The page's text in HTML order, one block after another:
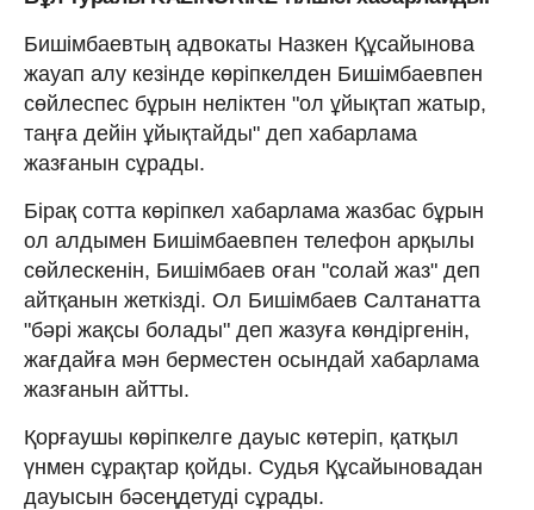
Бишімбаевтың адвокаты Назкен Құсайынова
жауап алу кезінде көріпкелден Бишімбаевпен
сөйлеспес бұрын неліктен "ол ұйықтап жатыр,
таңға дейін ұйықтайды" деп хабарлама
жазғанын сұрады.
Бірақ сотта көріпкел хабарлама жазбас бұрын
ол алдымен Бишімбаевпен телефон арқылы
сөйлескенін, Бишімбаев оған "солай жаз" деп
айтқанын жеткізді. Ол Бишімбаев Салтанатта
"бәрі жақсы болады" деп жазуға көндіргенін,
жағдайға мән берместен осындай хабарлама
жазғанын айтты.
Қорғаушы көріпкелге дауыс көтеріп, қатқыл
үнмен сұрақтар қойды. Судья Құсайыновадан
дауысын бәсеңдетуді сұрады.